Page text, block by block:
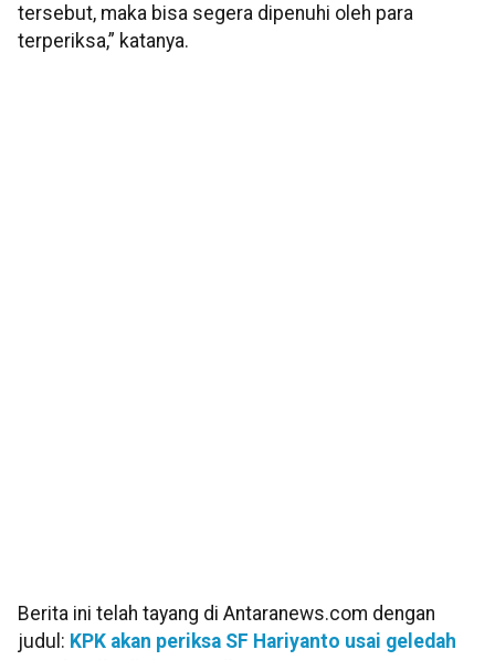
tersebut, maka bisa segera dipenuhi oleh para
terperiksa,” katanya.
Berita ini telah tayang di Antaranews.com dengan
judul: KPK akan periksa SF Hariyanto usai geledah